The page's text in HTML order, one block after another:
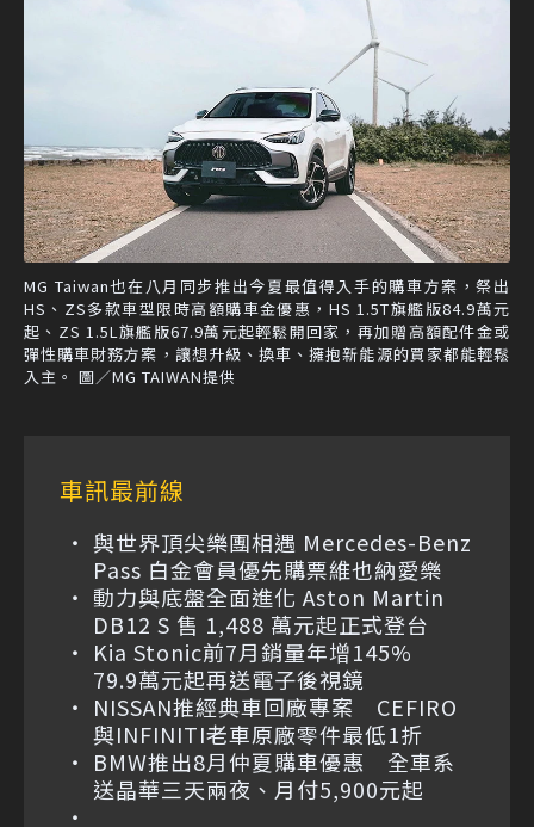
MG Taiwan也在八月同步推出今夏最值得入手的購車方案，祭出
HS、ZS多款車型限時高額購車金優惠，HS 1.5T旗艦版84.9萬元
起、ZS 1.5L旗艦版67.9萬元起輕鬆開回家，再加贈高額配件金或
彈性購車財務方案，讓想升級、換車、擁抱新能源的買家都能輕鬆
入主。 圖／MG TAIWAN提供
車訊最前線
與世界頂尖樂團相遇 Mercedes-Benz
Pass 白金會員優先購票維也納愛樂
動力與底盤全面進化 Aston Martin
DB12 S 售 1,488 萬元起正式登台
Kia Stonic前7月銷量年增145%
79.9萬元起再送電子後視鏡
NISSAN推經典車回廠專案 CEFIRO
與INFINITI老車原廠零件最低1折
BMW推出8月仲夏購車優惠 全車系
送晶華三天兩夜、月付5,900元起